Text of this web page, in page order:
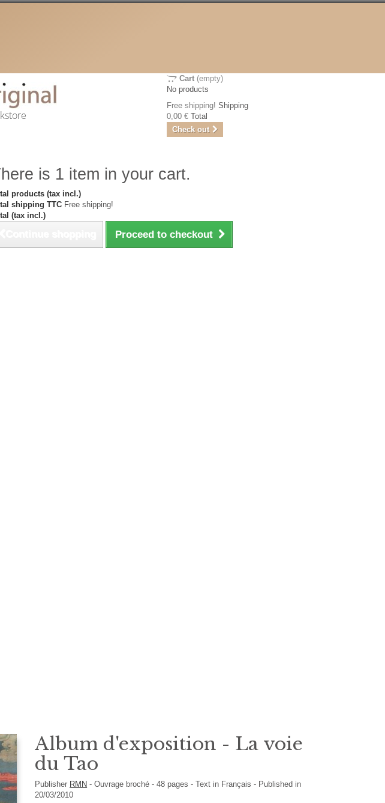
Cart (empty)
No products
Free shipping! Shipping
0,00 € Total
Check out
is 1 item in your cart.
products (tax incl.)
shipping TTC Free shipping!
(tax incl.)
Proceed to checkout
Album d'exposition - La voie
du Tao
Publisher RMN -Ouvrage broché-48pages -Text in Français- Published in
20/03/2010